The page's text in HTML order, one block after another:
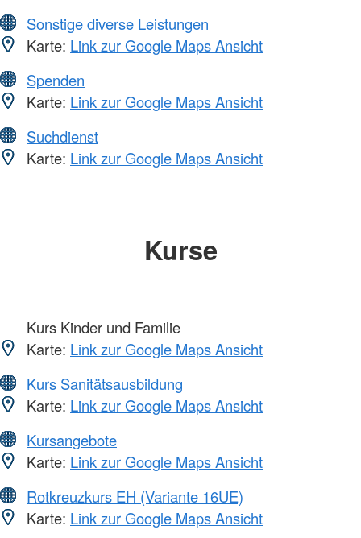
Sonstige diverse Leistungen
Karte: Link zur Google Maps Ansicht
Spenden
Karte: Link zur Google Maps Ansicht
Suchdienst
Karte: Link zur Google Maps Ansicht
Kurse
Kurs Kinder und Familie
Karte: Link zur Google Maps Ansicht
Kurs Sanitätsausbildung
Karte: Link zur Google Maps Ansicht
Kursangebote
Karte: Link zur Google Maps Ansicht
Rotkreuzkurs EH (Variante 16UE)
Karte: Link zur Google Maps Ansicht